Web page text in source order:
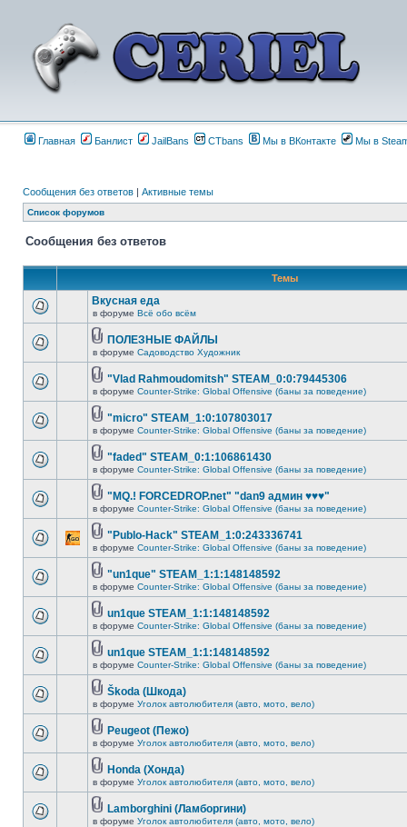
Главная Банлист JailBans CTbans Мы в ВКонтакте Мы в
Сообщения без ответов | Активные темы
Список форумов
Сообщения без ответов
Темы
Вкусная еда
в форуме Всё обо всём
ПОЛЕЗНЫЕ ФАЙЛЫ
в форуме Садоводство Художник
"Vlad Rahmoudomitsh" STEAM_0:0:79445306
в форуме Counter-Strike: Global Offensive (баны за поведение)
"micro" STEAM_1:0:107803017
в форуме Counter-Strike: Global Offensive (баны за поведение)
"faded" STEAM_0:1:106861430
в форуме Counter-Strike: Global Offensive (баны за поведение)
"MQ.! FORCEDROP.net" "dan9 админ ♥♥♥"
в форуме Counter-Strike: Global Offensive (баны за поведение)
"Publo-Hack" STEAM_1:0:243336741
в форуме Counter-Strike: Global Offensive (баны за поведение)
"un1que" STEAM_1:1:148148592
в форуме Counter-Strike: Global Offensive (баны за поведение)
un1que STEAM_1:1:148148592
в форуме Counter-Strike: Global Offensive (баны за поведение)
un1que STEAM_1:1:148148592
в форуме Counter-Strike: Global Offensive (баны за поведение)
Škoda (Шкода)
в форуме Уголок автолюбителя (авто, мото, вело)
Peugeot (Пежо)
в форуме Уголок автолюбителя (авто, мото, вело)
Honda (Хонда)
в форуме Уголок автолюбителя (авто, мото, вело)
Lamborghini (Ламборгини)
в форуме Уголок автолюбителя (авто, мото, вело)